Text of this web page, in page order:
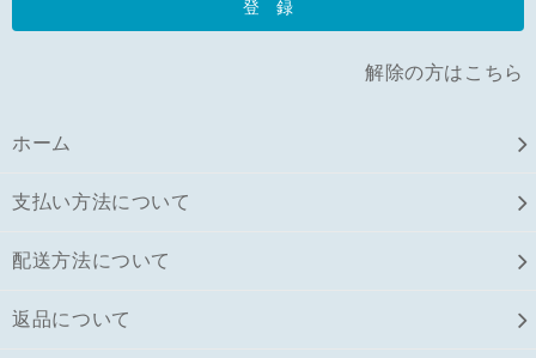
解除の方はこちら
ホーム
支払い方法について
配送方法について
返品について